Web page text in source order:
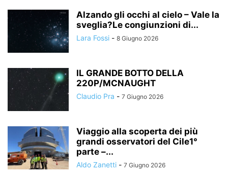
Alzando gli occhi al cielo – Vale la
sveglia?Le congiunzioni di...
Lara Fossi - 8 Giugno 2026
IL GRANDE BOTTO DELLA
220P/MCNAUGHT
Claudio Pra - 7 Giugno 2026
Viaggio alla scoperta dei più
grandi osservatori del Cile1°
parte –...
Aldo Zanetti - 7 Giugno 2026